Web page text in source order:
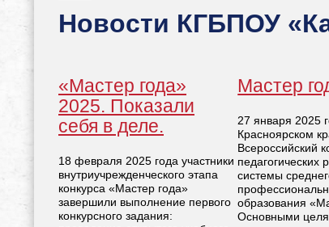
Новости КГБПОУ
«Мастер года»
2025. Показали
себя в деле.
18 февраля 2025 года участники
внутриучрежденческого этапа
конкурса «Мастер года»
завершили выполнение первого
конкурсного задания:
Мастер
27 января 2025
Красноярском
Всероссийский
педагогических
системы
образования
Основными